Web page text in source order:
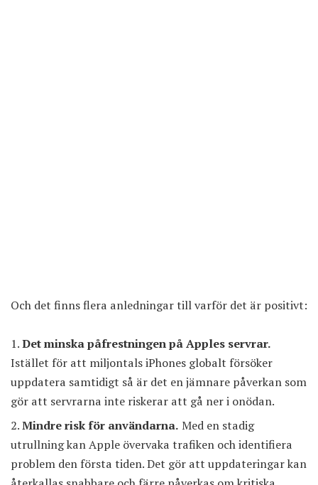
Och det finns flera anledningar till varför det är positivt:
Det minska påfrestningen på Apples servrar.
Istället för att miljontals iPhones globalt försöker
uppdatera samtidigt så är det en jämnare påverkan som
gör att servrarna inte riskerar att gå ner i onödan.
Mindre risk för användarna. Med en stadig
utrullning kan Apple övervaka trafiken och identifiera
problem den första tiden. Det gör att uppdateringar kan